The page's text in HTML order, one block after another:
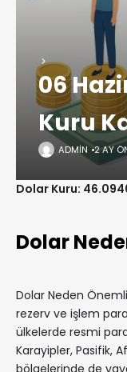
06
Kuru
ADMIN 2 AY
Dolar Kuru:
Dolar
Dolar Neden
rezerv ve işlem
ülkelerde resmi
Karayipler, Pasifik,
bölgelerinde de